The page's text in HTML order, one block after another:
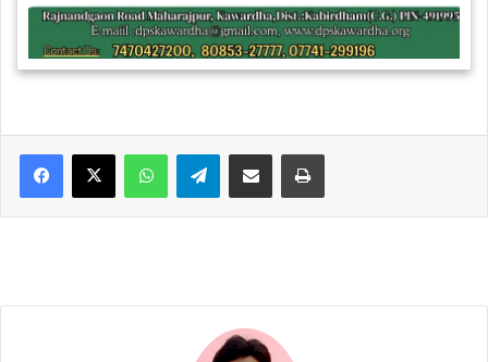
WhatsAppTelegramShare via Email Print